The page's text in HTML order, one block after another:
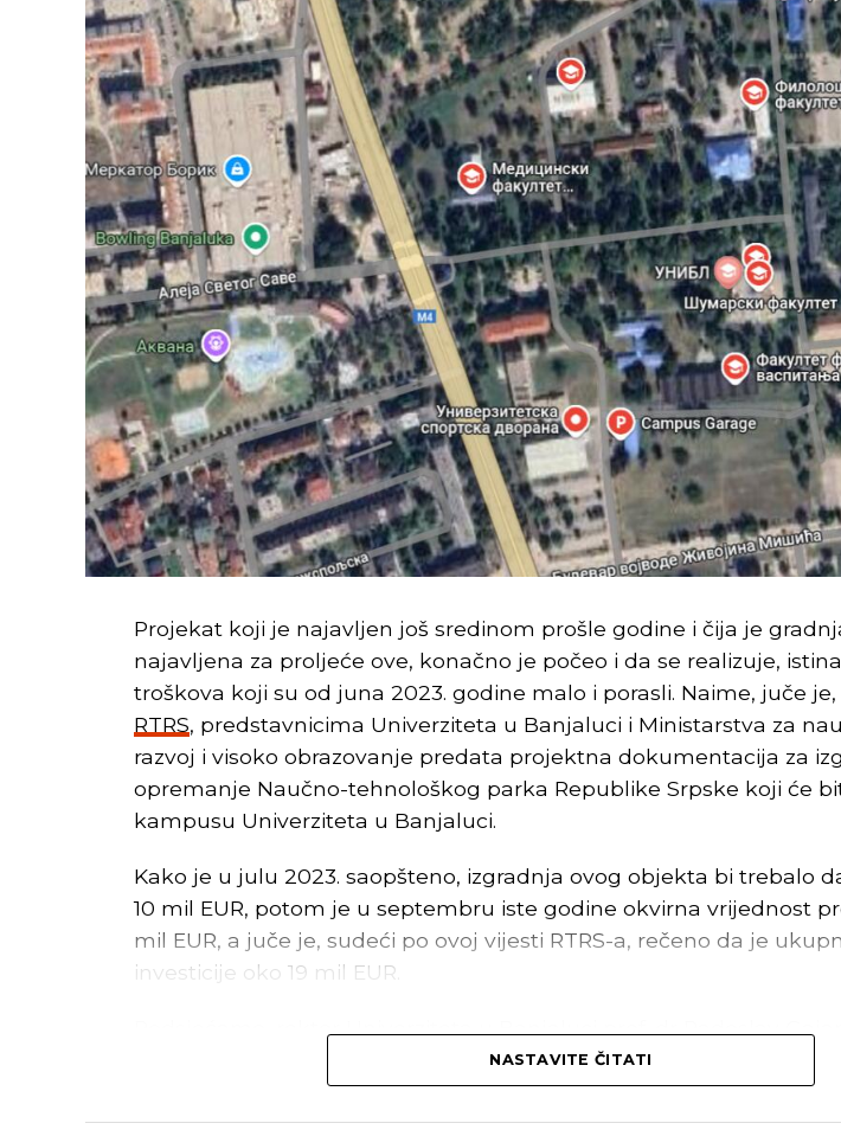
Projekat koji je najavljen još sredinom prošle godine i čija je
najavljena za proljeće ove, konačno je počeo i da se realizuje,
troškova koji su od juna 2023. godine malo i porasli. Naime, juče je,
RTRS, predstavnicima Univerziteta u Banjaluci i Ministarstva za
razvoj i visoko obrazovanje predata projektna dokumentacija za
opremanje Naučno-tehnološkog parka Republike Srpske koji će
kampusu Univerziteta u Banjaluci.
Kako je u julu 2023. saopšteno, izgradnja ovog objekta bi trebalo
10 mil EUR, potom je u septembru iste godine okvirna vrijednost
mil EUR, a juče je, sudeći po ovoj vijesti RTRS-a, rečeno da je
investicije oko 19 mil EUR.
naučno-tehnološki razvoj Republike Srpske Željko Budimir prošle
septembra, potpisali ugovor o osnivanju Naučno-tehnološkog
Republike Srpske. Kako je tada navedeno, riječ je o prvom
NASTAVITE ČITATI